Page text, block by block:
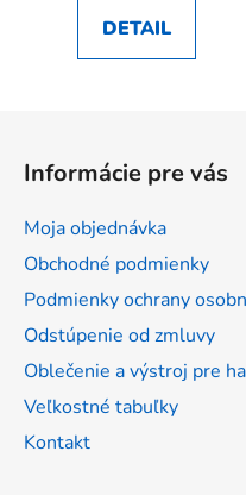
DETAIL
Informácie pre vás
Moja objednávka
Obchodné podmienky
Podmienky ochrany
Odstúpenie od zmluvy
Oblečenie a výstroj pre
Veľkostné tabuľky
Kontakt